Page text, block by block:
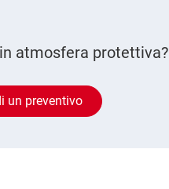
atmosfera protettiva?
un preventivo